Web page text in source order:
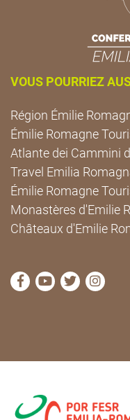
VOUS POURRIEZ
Région Émilie
Émilie Romagne
Atlante dei Cammini
Travel Emilia
Émilie Romagne
Monastères d'Emilie
Châteaux d'Emilie
Visitez la page
Visitez laVisitez la